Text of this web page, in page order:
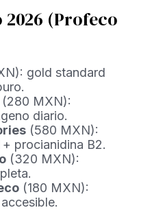
(Profeco
gold standard
(280 MXN):
diario.
(580 MXN):
procianidina B2.
(320 MXN):
(180 MXN):